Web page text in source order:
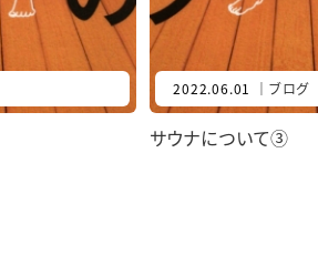
2022.06.01 ｜ ブログ
サウナについて③